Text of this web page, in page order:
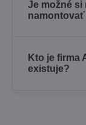
Je možné
Kto je firma
existuje?